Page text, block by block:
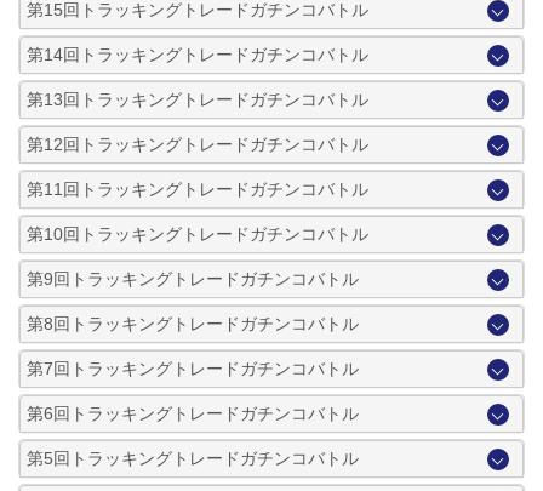
第15回トラッキングトレードガチンコバトル
第14回トラッキングトレードガチンコバトル
第13回トラッキングトレードガチンコバトル
第12回トラッキングトレードガチンコバトル
第11回トラッキングトレードガチンコバトル
第10回トラッキングトレードガチンコバトル
第9回トラッキングトレードガチンコバトル
第8回トラッキングトレードガチンコバトル
第7回トラッキングトレードガチンコバトル
第6回トラッキングトレードガチンコバトル
第5回トラッキングトレードガチンコバトル